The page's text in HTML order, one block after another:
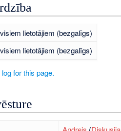
lietotājiem (bezgalīgs)
lietotājiem (bezgalīgs)
for this page.